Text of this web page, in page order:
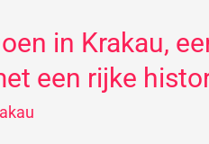
in Krakau,
een rijke